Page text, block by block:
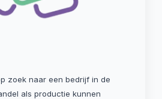
zoek naar een bedrijf in de
als productie kunnen